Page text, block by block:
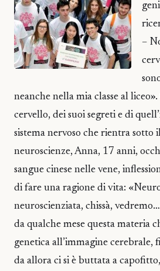
–
neanche nella mia classe al
cervello, dei suoi segreti e di
sistema nervoso che rientra sotto
neuroscienze, Anna, 17 anni,
sangue cinese nelle vene,
di fare una ragione di vita:
neuroscienziata, chissà,
da qualche mese questa materia
genetica all’immagine cerebrale,
da allora ci si è buttata a